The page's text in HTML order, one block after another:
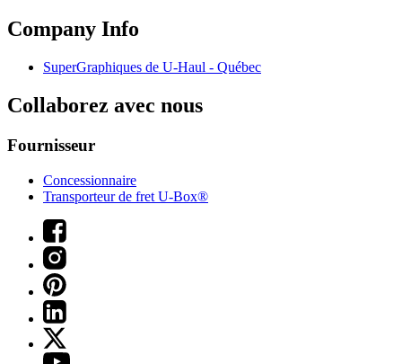
Company Info
SuperGraphiques de U-Haul - Québec
Collaborez avec nous
Fournisseur
Concessionnaire
Transporteur de fret U-Box®